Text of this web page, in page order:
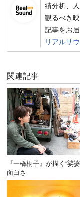
績分析、
観るべき
記事をお届
リアルサ
関連記事
『一橋桐子』が描く“娑
面白さ